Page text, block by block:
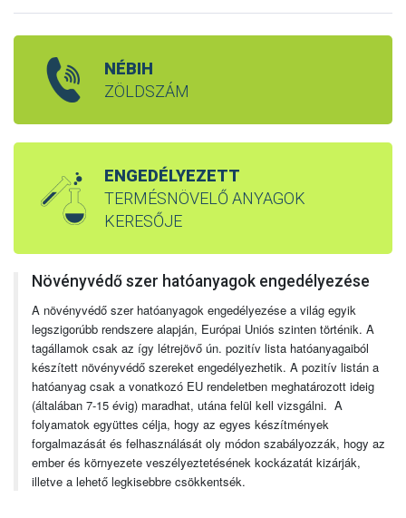
NÉBIH
ZÖLDSZÁM
ENGEDÉLYEZETT
TERMÉSNÖVELŐ ANYAGOK
KERESŐJE
Növényvédő szer hatóanyagok engedélyezése
A növényvédő szer hatóanyagok engedélyezése a világ egyik
legszigorúbb rendszere alapján, Európai Uniós szinten történik. A
tagállamok csak az így létrejövő ún. pozitív lista hatóanyagaiból
készített növényvédő szereket engedélyezhetik. A pozitív listán a
hatóanyag csak a vonatkozó EU rendeletben meghatározott ideig
(általában 7-15 évig) maradhat, utána felül kell vizsgálni. A
folyamatok együttes célja, hogy az egyes készítmények
forgalmazását és felhasználását oly módon szabályozzák, hogy az
ember és környezete veszélyeztetésének kockázatát kizárják,
illetve a lehető legkisebbre csökkentsék.